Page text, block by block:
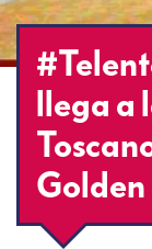
llega